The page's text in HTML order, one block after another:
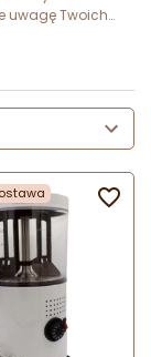
uwagę Twoich
